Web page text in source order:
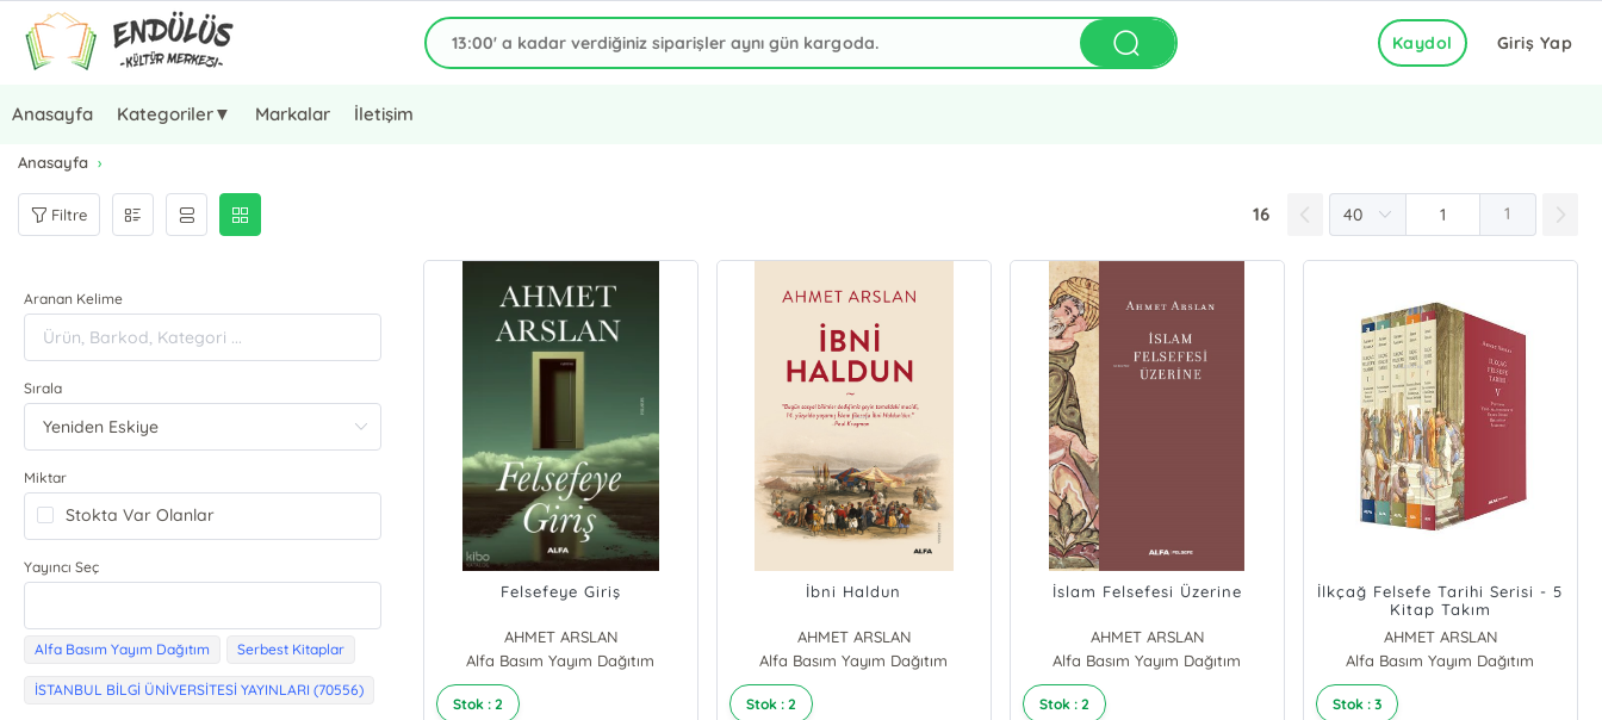
Giriş Yap
Kaydol
Anasayfa Kategoriler▼ Markalar İletişim
Anasayfa
Filtre 16 1
Aranan Kelime
Sırala
Miktar
Stokta Var Olanlar
Yayıncı Seç
Alfa Basım Yayım Dağıtım Serbest Kitaplar
İSTANBUL BİLGİ ÜNİVERSİTESİ YAYINLARI (70556)
Felsefeye Giriş
AHMET ARSLAN
Alfa Basım Yayım Dağıtım
Stok : 2
İbni Haldun
AHMET ARSLAN
Alfa Basım Yayım Dağıtım
Stok : 2
İslam Felsefesi Üzerine
AHMET ARSLAN
Alfa Basım Yayım Dağıtım
Stok : 2
İlkçağ Felsefe Tarihi Serisi - 5
Kitap Takım
AHMET ARSLAN
Alfa Basım Yayım Dağıtım
Stok : 3